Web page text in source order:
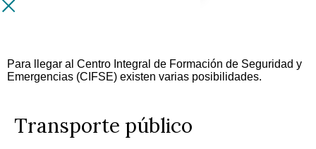
Para llegar al Centro Integral de Formación de Seguridad y
Emergencias (CIFSE) existen varias posibilidades.
Transporte público